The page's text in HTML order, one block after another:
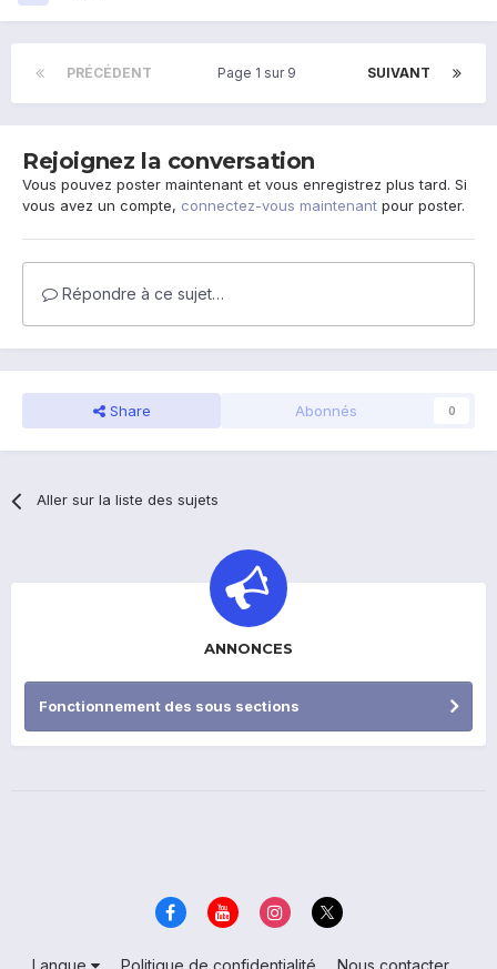
PRÉCÉDENT SUIVANT
Page 1 sur 9
Rejoignez la conversation
Vous pouvez poster maintenant et vous enregistrez plus tard. Si
vous avez un compte, connectez-vous maintenant pour poster.
Répondre à ce sujet…
Share Abonnés 0
Aller sur la liste des sujets
ANNONCES
Fonctionnement des sous sections
Langue Politique de confidentialité Nous contacter